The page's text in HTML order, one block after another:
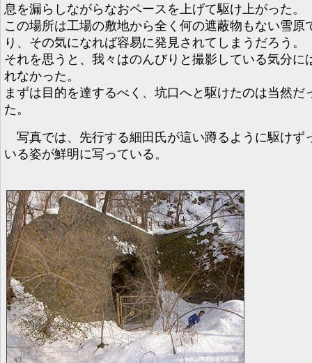
息を漏らしながらなおペースを上げて駆け上がった。
この場所は工場の敷地から全く何の遮蔽物もない雪原
り、その気になれば容易に発見されてしまうだろう。
それを思うと、我々はのんびりと撮影している気分に
れなかった。
まずは目的を達するべく、坑口へと駆けたのは当然だ
た。
写真では、先行する細田氏が這い蹲るように駆けず
いる姿が鮮明に写っている。